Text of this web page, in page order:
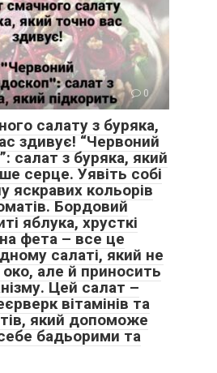
0
салату з буряка,
здивує! “Червоний
салат з буряка, який
серце. Уявіть собі
яскравих кольорів
Бордовий
яблука, хрусткі
фета – все це
салаті, який не
око, але й приносить
Цей салат –
вітамінів та
який допоможе
бадьорими та